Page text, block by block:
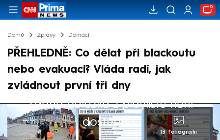
Domů Zprávy Domácí
PŘEHLEDNĚ: Co dělat při blackoutu
nebo evakuaci? Vláda radí, jak
zvládnout první tři dny
Žádná položka z playlistu není
dostupná.
13 fotografií